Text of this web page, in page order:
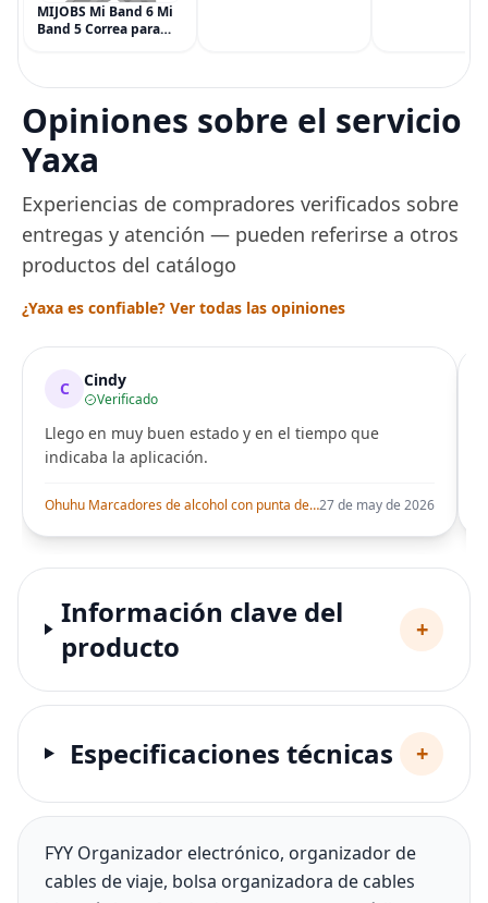
MIJOBS Mi Band 6 Mi
Band 5 Correa para
de metal para Mi
Smart Band 6
Opiniones sobre el servicio
Yaxa
Experiencias de compradores verificados sobre
entregas y atención — pueden referirse a otros
productos del catálogo
¿Yaxa es confiable? Ver todas las opiniones
C Cindy
Verificado
Llego en muy buen estado y en el tiempo que
indicaba la aplicación.
Ohuhu Marcadores de alcohol con punta de pincel – Juego de marcadores artísticos de doble punta con certificación AP para artistas adultos27 de may de 2026
Información clave del
producto
+
Especificaciones técnicas +
FYY Organizador electrónico, organizador de
cables de viaje, bolsa organizadora de cables